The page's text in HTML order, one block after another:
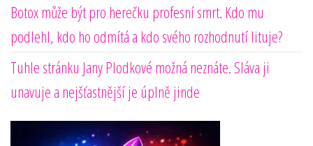
Botox může být pro herečku profesní smrt. Kdo mu
podlehl, kdo ho odmítá a kdo svého rozhodnutí lituje?
Tuhle stránku Jany Plodkové možná neznáte. Sláva ji
unavuje a nejšťastnější je úplně jinde